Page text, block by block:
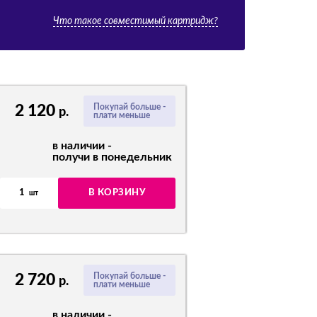
Что такое совместимый картридж?
Покупай больше -
плати меньше
2 120 р.
в наличии -
получи в понедельник
1 шт В КОРЗИНУ
Покупай больше -
плати меньше
2 720 р.